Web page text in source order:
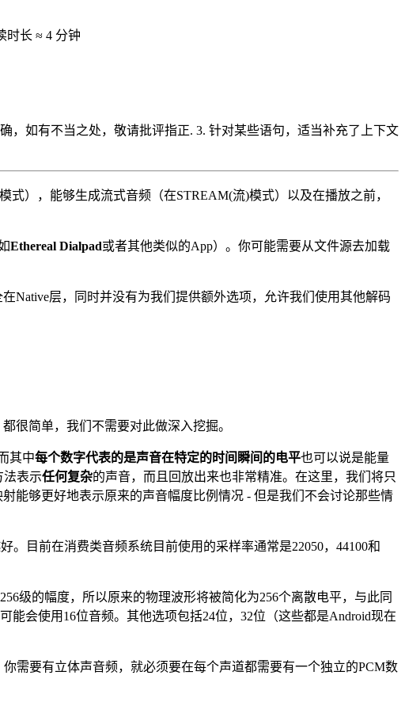
时长 ≈ 4 分钟
，如有不当之处，敬请批评指正. 3. 针对某些语句，适当补充了上下文
），能够生成流式音频（在STREAM(流)模式）以及在播放之前，
Ethereal Dialpad或者其他类似的App）。你可能需要从文件源去加载
Native层，同时并没有为我们提供额外选项，允许我们使用其他解码
很简单，我们不需要对此做深入挖掘。
其中每个数字代表的是声音在特定的时间瞬间的电平也可以说是能量
法表示任何复杂的声音，而且回放出来也非常精准。在这里，我们将只
能够更好地表示原来的声音幅度比例情况 - 但是我们不会讨论那些情
。目前在消费类音频系统目前使用的采样率通常是22050，44100和
级的幅度，所以原来的物理波形将被简化为256个离散电平，与此同
会使用16位音频。其他选项包括24位，32位（这些都是Android现在
需要有立体声音频，就必须要在每个声道都需要有一个独立的PCM数